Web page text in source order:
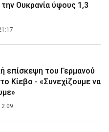
την Ουκρανία ύψους 1,3
επίσκεψη του Γερμανού
Κίεβο - «Συνεχίζουμε να